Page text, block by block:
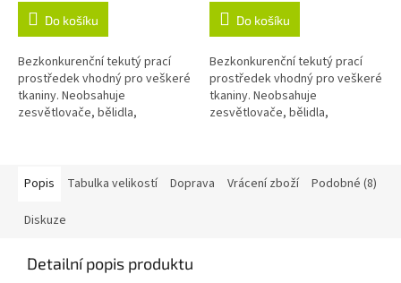
Do košíku
Bezkonkurenční tekutý prací
prostředek vhodný pro veškeré
tkaniny. Neobsahuje
zesvětlovače, bělidla,
Do košíku
Bezkonkurenční tekutý prací
prostředek vhodný pro veškeré
tkaniny. Neobsahuje
zesvětlovače, bělidla,
Popis
Tabulka velikostí Doprava Vrácení zboží Podobné (8)
Diskuze
Detailní popis produktu